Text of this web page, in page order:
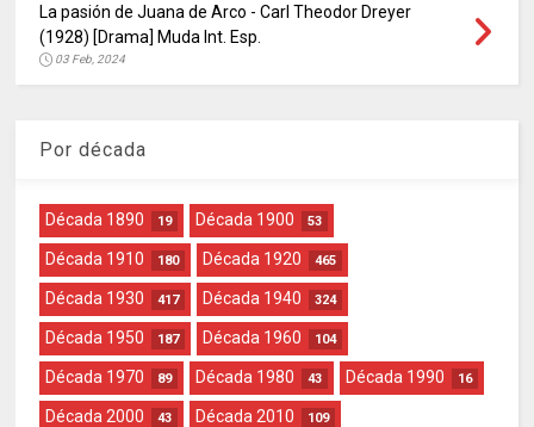
La pasión de Juana de Arco - Carl Theodor Dreyer
(1928) [Drama] Muda Int. Esp.
03 Feb, 2024
Por década
Década 1890 19 Década 1900 53
Década 1910 180 Década 1920 465
Década 1930 417 Década 1940 324
Década 1950 187 Década 1960 104
Década 1970 89 Década 1980 43 Década 1990 16
Década 2000 43 Década 2010 109